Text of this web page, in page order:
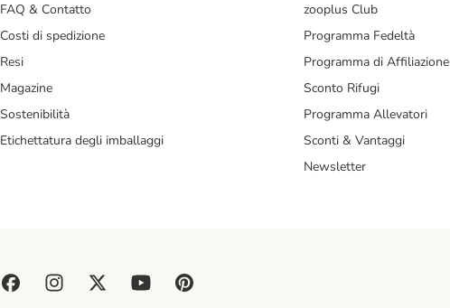
FAQ & Contatto
Costi di spedizione
Resi
Magazine
Sostenibilità
Etichettatura degli imballaggi
zooplus Club
Programma Fedeltà
Programma di Affiliazione
Sconto Rifugi
Programma Allevatori
Sconti & Vantaggi
Newsletter